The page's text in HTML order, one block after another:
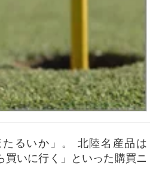
たるいか」。 北陸名産品は
買いに行く」といった購買ニ